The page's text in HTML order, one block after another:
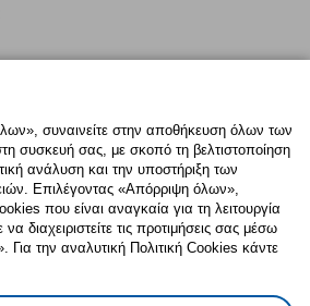
PinterestTwitter
Δήλωση ψηφιακής προσβασιμότητας
συναινείτε στην αποθήκευση όλων των
συσκευή σας, με σκοπό τη βελτιστοποίηση
ανάλυση και την υποστήριξη των
Επιλέγοντας «Απόρριψη όλων»,
που είναι αναγκαία για τη λειτουργία
διαχειριστείτε τις προτιμήσεις σας μέσω
την αναλυτική Πολιτική Cookies κάντε